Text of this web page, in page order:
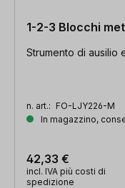
1-2-3 Blocchi
Strumento di ausilio
n. art.: FO-LJY226-M
In magazzino,
42,33 €
incl. IVA più costi di
spedizione